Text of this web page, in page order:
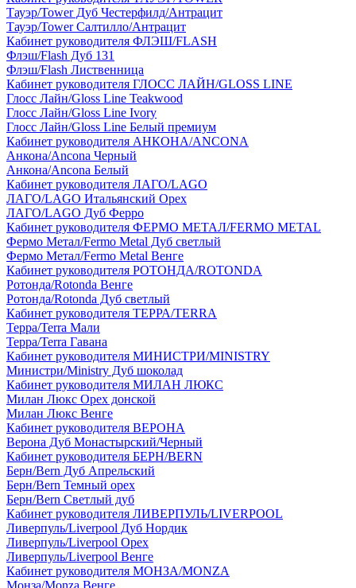
Тауэр/Tower Дуб Честерфилд/Антрацит
Тауэр/Tower Салтилло/Антрацит
Кабинет руководителя ФЛЭШ/FLASH
Флэш/Flash Дуб 131
Флэш/Flash Лиственница
Кабинет руководителя ГЛОСС ЛАЙН/GLOSS LINE
Глосс Лайн/Gloss Line Teakwood
Глосс Лайн/Gloss Line Ivory
Глосс Лайн/Gloss Line Белый премиум
Кабинет руководителя АНКОНА/ANCONA
Анкона/Ancona Черный
Анкона/Ancona Белый
Кабинет руководителя ЛАГО/LAGO
ЛАГО/LAGO Итальянский Орех
ЛАГО/LAGO Дуб Ферро
Кабинет руководителя ФЕРМО МЕТАЛ/FERMO METAL
Фермо Метал/Fermo Metal Дуб светлый
Фермо Метал/Fermo Metal Венге
Кабинет руководителя РОТОНДА/ROTONDA
Ротонда/Rotonda Венге
Ротонда/Rotonda Дуб светлый
Кабинет руководителя ТЕРРА/TERRA
Терра/Terra Мали
Терра/Terra Гавана
Кабинет руководителя МИНИСТРИ/MINISTRY
Министри/Ministry Дуб шоколад
Кабинет руководителя МИЛАН ЛЮКС
Милан Люкс Орех донской
Милан Люкс Венге
Кабинет руководителя ВЕРОНА
Верона Дуб Монастырский/Черный
Кабинет руководителя БЕРН/BERN
Берн/Bern Дуб Апрельский
Берн/Bern Темный орех
Берн/Bern Светлый дуб
Кабинет руководителя ЛИВЕРПУЛЬ/LIVERPOOL
Ливерпуль/Liverpool Дуб Нордик
Ливерпуль/Liverpool Орех
Ливерпуль/Liverpool Венге
Кабинет руководителя МОНЗА/MONZA
Монза/Monza Венге